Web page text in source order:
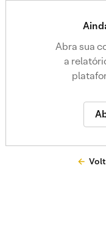
Abra sua
a